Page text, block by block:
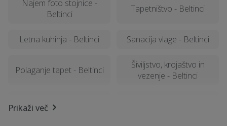
Najem foto stojnice -
Beltinci
Tapetništvo - Beltinci
Letna kuhinja - Beltinci Sanacija vlage - Beltinci
Polaganje tapet - Beltinci
Šiviljstvo, krojaštvo in
vezenje - Beltinci
Samoobramba - Beltinci
Prikaži več